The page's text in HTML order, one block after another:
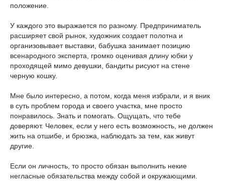
положение.
У каждого это выражается по разному. Предприниматель
расширяет свой рынок, художник создает полотна и
организовывает выставки, бабушка занимает позицию
всенародного эксперта, громко оценивая длину юбки у
проходящей мимо девушки, бандиты рисуют на стене
черную кошку.
Мне было интересно, а потом, когда меня избрали, и я вник
в суть проблем города и своего участка, мне просто
понравилось. Знать и помогать. Ощущать, что тебе
доверяют. Человек, если у него есть возможность, не должен
жить на отшибе, и брюзжа, наблюдать за тем, как живут
другие.
Если он личность, то просто обязан выполнить некие
негласные обязательства между собой и окружающими.